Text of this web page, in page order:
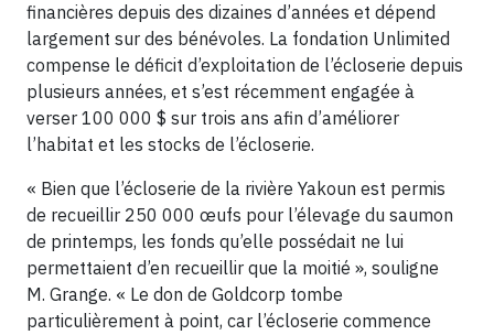
financières depuis des dizaines d’années et dépend
largement sur des bénévoles. La fondation Unlimited
compense le déficit d’exploitation de l’écloserie depuis
plusieurs années, et s’est récemment engagée à
verser 100 000 $ sur trois ans afin d’améliorer
l’habitat et les stocks de l’écloserie.
« Bien que l’écloserie de la rivière Yakoun est permis
de recueillir 250 000 œufs pour l’élevage du saumon
de printemps, les fonds qu’elle possédait ne lui
permettaient d’en recueillir que la moitié », souligne
M. Grange. « Le don de Goldcorp tombe
particulièrement à point, car l’écloserie commence